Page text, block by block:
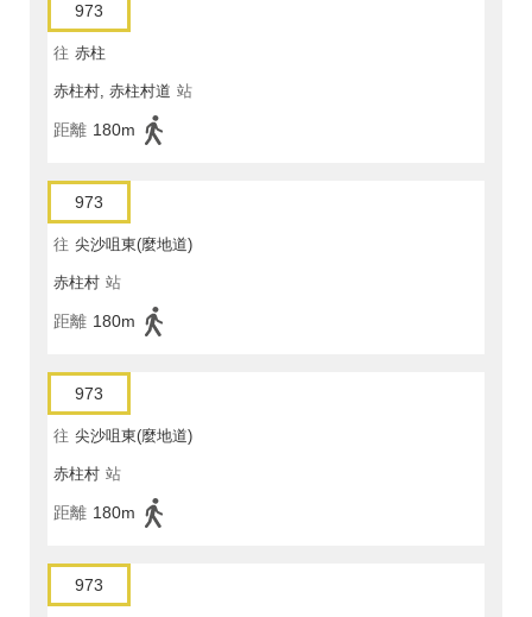
973
往 赤柱
赤柱村, 赤柱村道 站
距離 180m
973
往 尖沙咀東(麼地道)
赤柱村 站
距離 180m
973
往 尖沙咀東(麼地道)
赤柱村 站
距離 180m
973